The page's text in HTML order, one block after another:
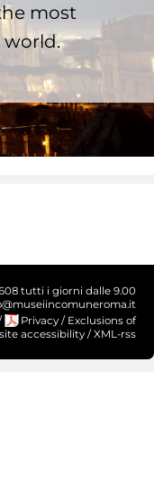
most
world.
tutti i giorni dalle 9.00
Privacy / Exclusions of
accessibility /XML-rss